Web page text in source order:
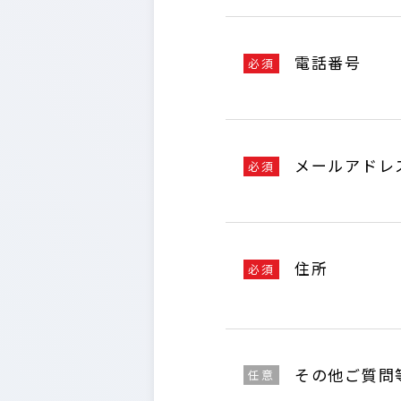
必須 電話番号
必須 メールアドレ
必須 住所
任意 その他ご質問